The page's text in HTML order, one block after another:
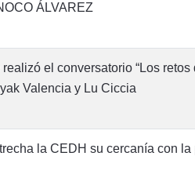
ÁLVAREZ
realizó el conversatorio “Los
Valencia y Lu Ciccia
la CEDH su cercanía con la